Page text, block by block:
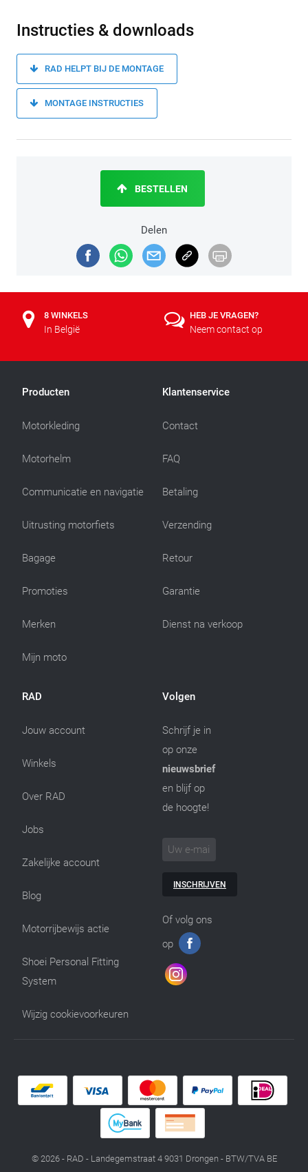
Instructies & downloads
RAD HELPT BIJ DE MONTAGE
MONTAGE INSTRUCTIES
Delen
BESTELLEN
8 WINKELS
In België
HEB JE VRAGEN?
Neem contact op
Producten
Motorkleding
Motorhelm
Communicatie en navigatie
Uitrusting motorfiets
Bagage
Promoties
Merken
Mijn moto
Klantenservice
Contact
FAQ
Betaling
Verzending
Retour
Garantie
Dienst na verkoop
RAD
Jouw account
Winkels
Over RAD
Jobs
Zakelijke account
Blog
Motorrijbewijs actie
Shoei Personal Fitting
System
Wijzig cookievoorkeuren
Volgen
Schrijf je in
op onze
nieuwsbrief
en blijf op
de hoogte!
INSCHRIJVEN
Of volg ons
op
© 2026 - RAD - Landegemstraat 4 9031 Drongen - BTW/TVA BE